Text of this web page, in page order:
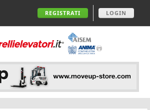
REGISTRATI LOGIN